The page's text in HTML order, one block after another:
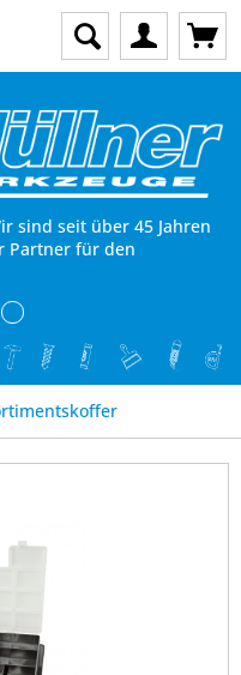
sind seit über 45 Jahren
Partner für den